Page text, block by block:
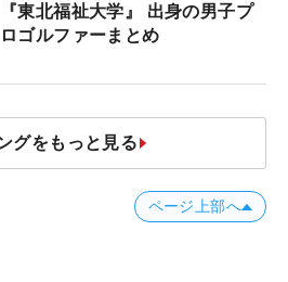
『東北福祉大学』 出身の男子プ
ロゴルファーまとめ
グをもっと見る
ページ上部へ